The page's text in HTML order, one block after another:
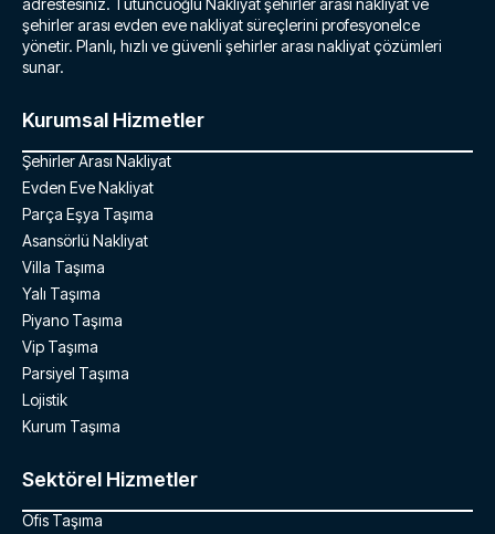
şehirler arası evden eve nakliyat süreçlerini profesyonelce
yönetir. Planlı, hızlı ve güvenli şehirler arası nakliyat çözümleri
sunar.
Kurumsal Hizmetler
Şehirler Arası Nakliyat
Evden Eve Nakliyat
Parça Eşya Taşıma
Asansörlü Nakliyat
Villa Taşıma
Yalı Taşıma
Piyano Taşıma
Vip Taşıma
Parsiyel Taşıma
Lojistik
Kurum Taşıma
Sektörel Hizmetler
Ofis Taşıma